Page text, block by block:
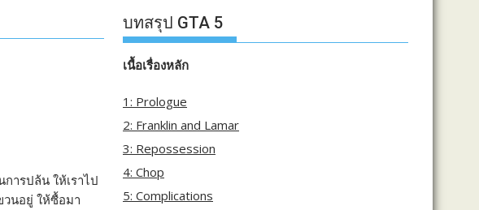
ารปล้น ให้เราไป
วนอยู่ ให้ซื้อมา
บทสรุป GTA 5
เนื้อเรื่องหลัก
1: Prologue
2: Franklin and Lamar
3: Repossession
4: Chop
5: Complications